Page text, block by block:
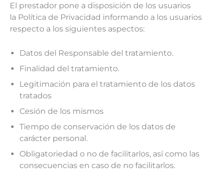
El prestador pone a disposición de los usuarios
la Política de Privacidad informando a los usuarios
respecto a los siguientes aspectos:
Datos del Responsable del tratamiento.
Finalidad del tratamiento.
Legitimación para el tratamiento de los datos
tratados
Cesión de los mismos
Tiempo de conservación de los datos de
carácter personal.
Obligatoriedad o no de facilitarlos, así como las
consecuencias en caso de no facilitarlos.